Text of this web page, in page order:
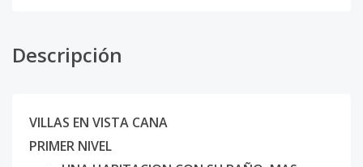
Descripción
VILLAS EN VISTA CANA
PRIMER NIVEL